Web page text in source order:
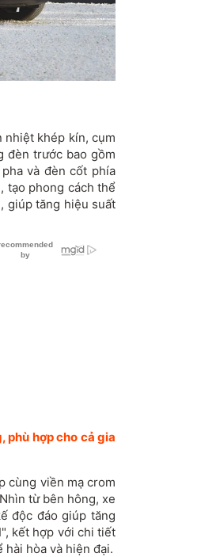
nhiệt khép kín, cụm
đèn trước bao gồm
và đèn cốt phía
tạo phong cách thể
giúp tăng hiệu suất
phù hợp cho cả gia
cùng viền mạ crom
từ bên hông, xe
độc đáo giúp tăng
kết hợp với chi tiết
hòa và hiện đại.